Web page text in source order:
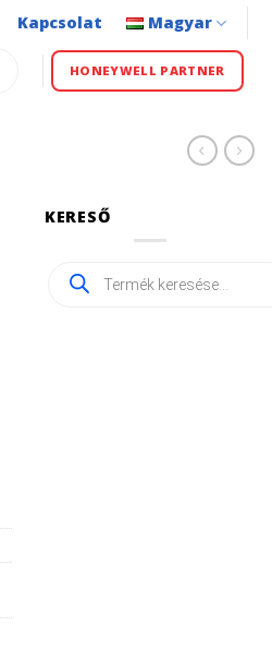
Kapcsolat Magyar
HONEYWELL PARTNER
KERESŐ
Products
search